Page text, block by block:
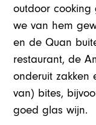
outdoor
we van hem
en de Quan
restaurant, de
onderuit zakken
van) bites,
goed glas wijn.